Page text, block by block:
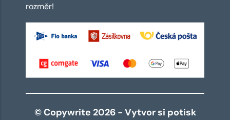
rozměr!
© Copywrite 2026 - Vytvor si potisk